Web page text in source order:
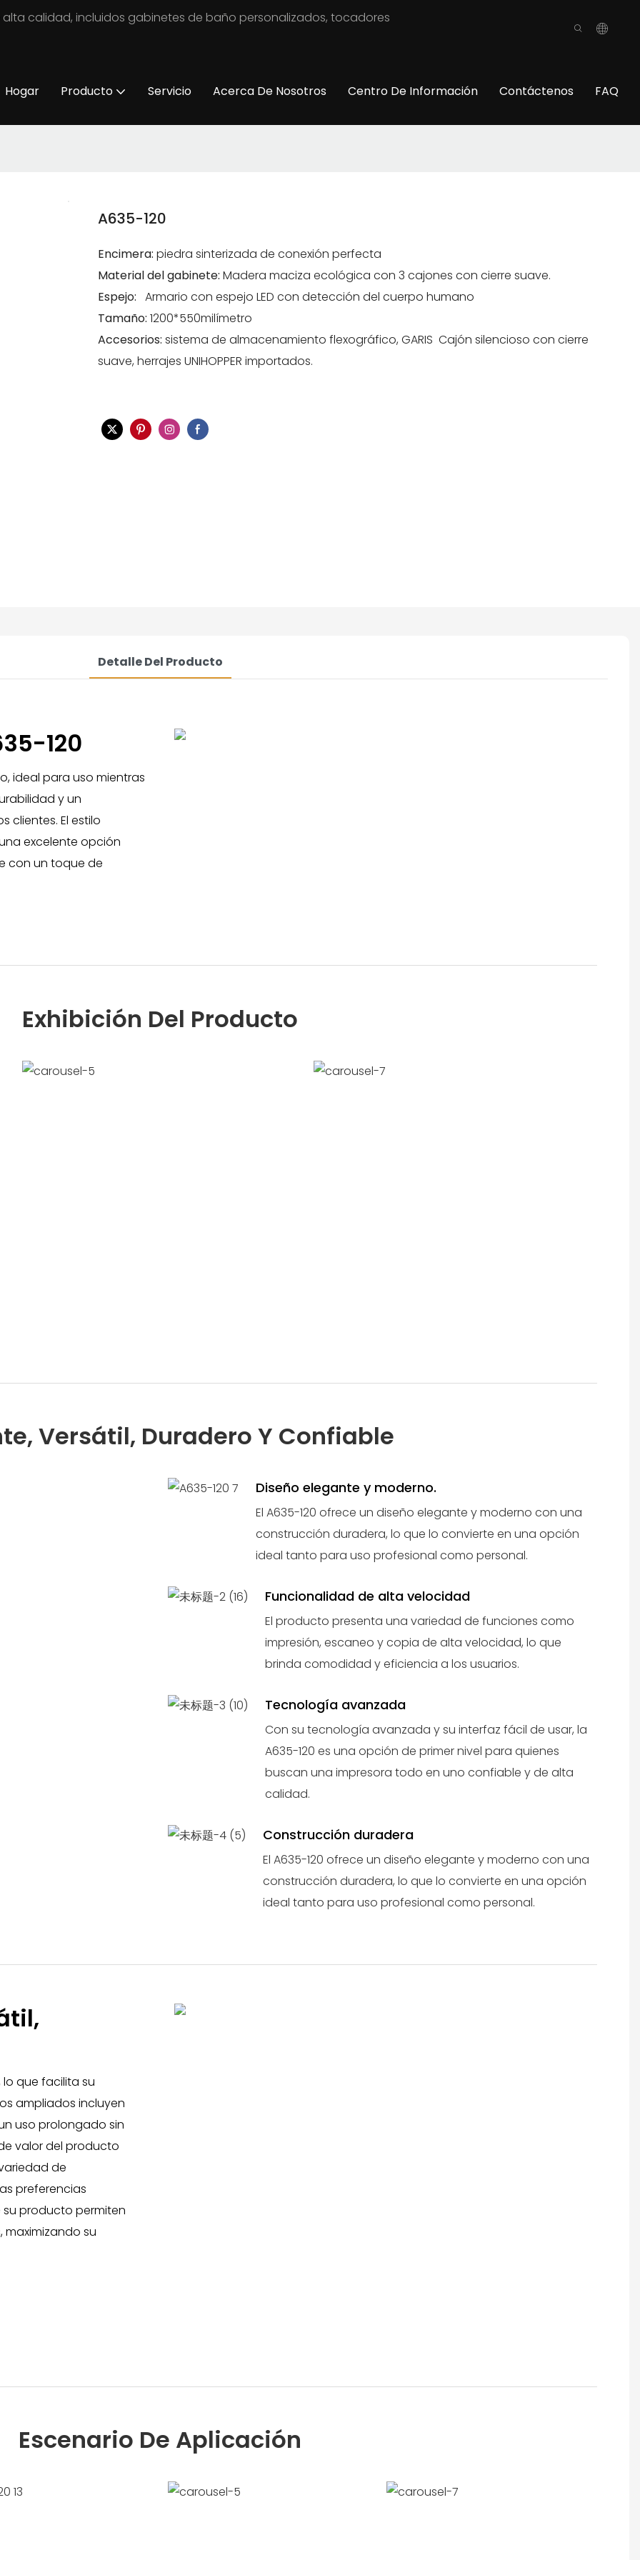
alta calidad, incluidos gabinetes de baño personalizados, tocadores
Hogar Producto Servicio Acerca De Nosotros Centro De Información Contáctenos FAQ
A635-120
Encimera: piedra sinterizada de conexión perfecta
Material del gabinete: Madera maciza ecológica con 3 cajones con cierre suave.
Espejo: Armario con espejo LED con detección del cuerpo humano
Tamaño: 1200*550milímetro
Accesorios: sistema de almacenamiento flexográfico, GARIS Cajón silencioso con cierre
suave, herrajes UNIHOPPER importados.
Detalle Del Producto
120
ideal para uso mientras
y un
clientes. El estilo
excelente opción
con un toque de
Exhibición Del Producto
Versátil, Duradero Y Confiable
Diseño elegante y moderno.
El A635-120 ofrece un diseño elegante y moderno con una
construcción duradera, lo que lo convierte en una opción
ideal tanto para uso profesional como personal.
Funcionalidad de alta velocidad
El producto presenta una variedad de funciones como
impresión, escaneo y copia de alta velocidad, lo que
brinda comodidad y eficiencia a los usuarios.
Tecnología avanzada
Con su tecnología avanzada y su interfaz fácil de usar, la
A635-120 es una opción de primer nivel para quienes
buscan una impresora todo en uno confiable y de alta
calidad.
Construcción duradera
El A635-120 ofrece un diseño elegante y moderno con una
construcción duradera, lo que lo convierte en una opción
ideal tanto para uso profesional como personal.
lo que facilita su
ampliados incluyen
uso prolongado sin
valor del producto
de
preferencias
su producto permiten
su
Escenario De Aplicación